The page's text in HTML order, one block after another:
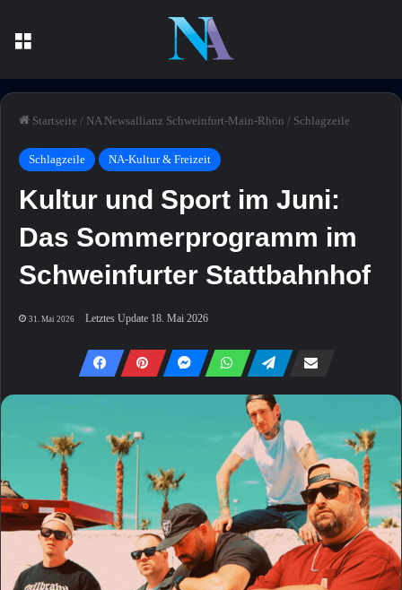
Startseite / NA Newsallianz Schweinfurt-Main-Rhön / Schlagzeile
Schlagzeile NA-Kultur & Freizeit
Kultur und Sport im Juni:
Das Sommerprogramm im
Schweinfurter Stattbahnhof
31. Mai 2026 Letztes Update 18. Mai 2026